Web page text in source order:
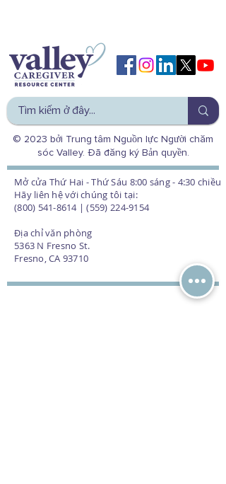
© 2023 bởi Trung tâm Nguồn lực Người chăm
sóc Valley. Đã đăng ký Bản quyền.
Mở cửa Thứ Hai - Thứ Sáu 8:00 sáng - 4:30 chiều
Hãy liên hệ với chúng tôi tại:
(800) 541-8614 | (559) 224-9154
Địa chỉ văn phòng
5363 N Fresno St.
Fresno, CA 93710